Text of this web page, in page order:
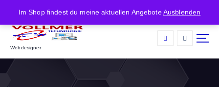
m
h
Webdesigner
Im Shop findest du meine aktuellen AngeboteAusblenden